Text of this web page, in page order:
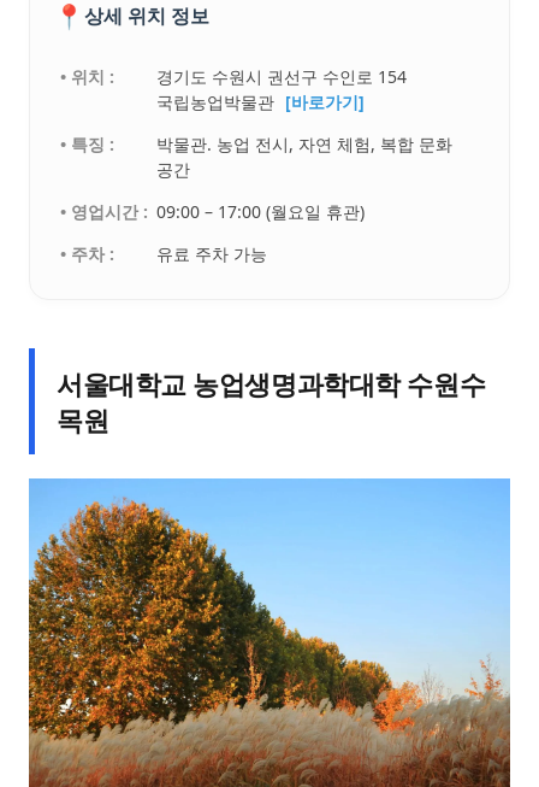
📍 상세 위치 정보
• 위치 :
경기도 수원시 권선구 수인로 154
국립농업박물관 [바로가기]
• 특징 :
박물관. 농업 전시, 자연 체험, 복합 문화
공간
• 영업시간 : 09:00 – 17:00 (월요일 휴관)
• 주차 :
유료 주차 가능
서울대학교 농업생명과학대학 수원수
목원